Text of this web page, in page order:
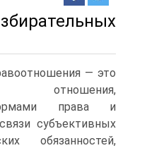
— это
отношения,
права и
субъективных
обязанностей,